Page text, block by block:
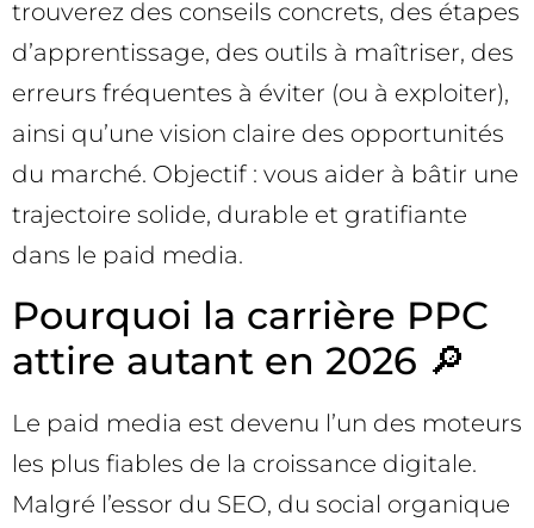
trouverez des conseils concrets, des étapes
d’apprentissage, des outils à maîtriser, des
erreurs fréquentes à éviter (ou à exploiter),
ainsi qu’une vision claire des opportunités
du marché. Objectif : vous aider à bâtir une
trajectoire solide, durable et gratifiante
dans le paid media.
Pourquoi la carrière PPC
attire autant en 2026 🔎
Le paid media est devenu l’un des moteurs
les plus fiables de la croissance digitale.
Malgré l’essor du SEO, du social organique